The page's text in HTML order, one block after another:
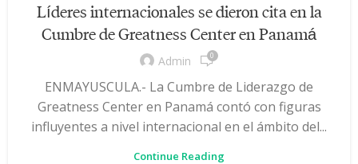
Líderes internacionales se dieron cita en la
Cumbre de Greatness Center en Panamá
Admin 0
ENMAYUSCULA.- La Cumbre de Liderazgo de
Greatness Center en Panamá contó con figuras
influyentes a nivel internacional en el ámbito del...
Continue Reading